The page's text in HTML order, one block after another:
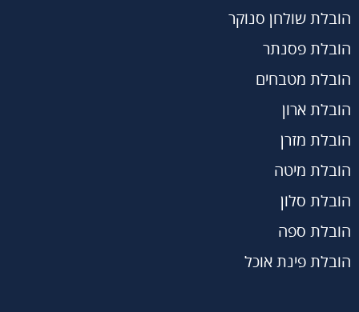
הובלת שולחן סנוקר
הובלת פסנתר
הובלת מטבחים
הובלת ארון
הובלת מזרן
הובלת מיטה
הובלת סלון
הובלת ספה
הובלת פינת אוכל